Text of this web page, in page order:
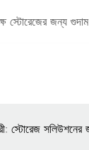
স্টোরেজের জন্য
স্টোরেজ